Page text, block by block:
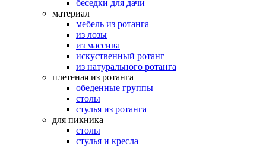
беседки для дачи
материал
мебель из ротанга
из лозы
из массива
искуственный ротанг
из натурального ротанга
плетеная из ротанга
обеденные группы
столы
стулья из ротанга
для пикника
столы
стулья и кресла